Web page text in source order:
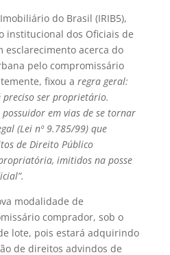
do Brasil (IRIB5),
institucional dos Oficiais de
esclarecimento acerca do
pelo compromissário
fixou a regra geral:
preciso ser proprietário.
em vias de se tornar
(Lei nº 9.785/99) que
de Direito Público
imitidos na posse
modalidade de
comprador, sob o
lote, pois estará adquirindo
de direitos advindos de